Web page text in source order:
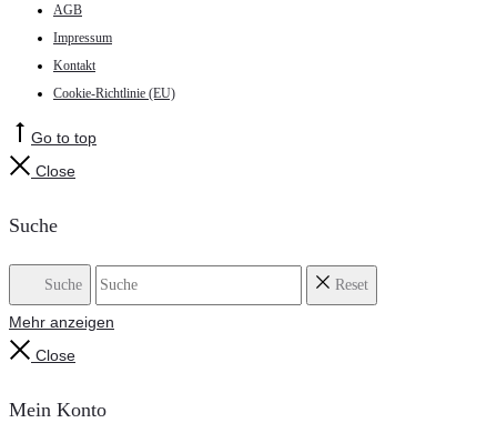
AGB
Impressum
Kontakt
Cookie-Richtlinie (EU)
Go to top
Close
Suche
Suche Reset
Mehr anzeigen
Close
Mein Konto